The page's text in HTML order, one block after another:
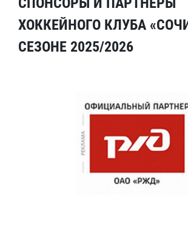
ХОККЕЙНОГО КЛУБА
СЕЗОНЕ 2025/2026